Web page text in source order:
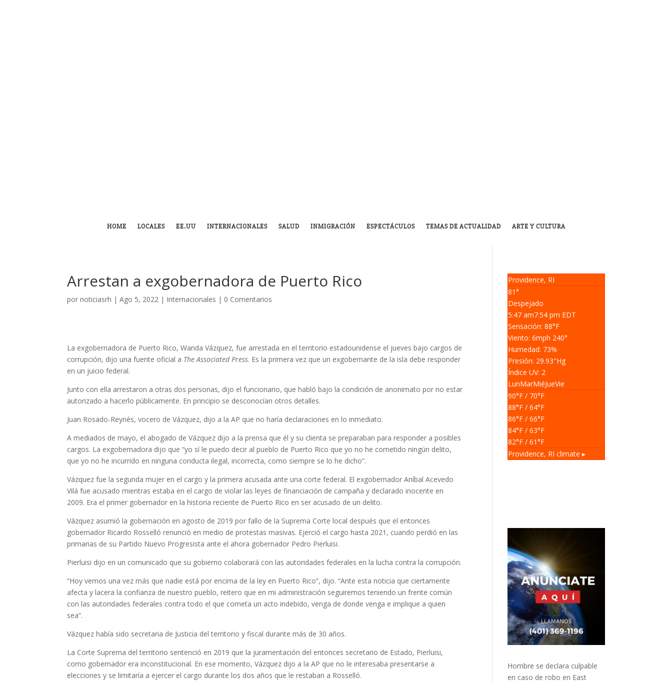
HOME LOCALES EE.UU INTERNACIONALES SALUD INMIGRACIÓN ESPECTÁCULOS TEMAS DE ACTUALIDAD ARTE Y CULTURA
Arrestan a exgobernadora de Puerto Rico
pornoticiasrh |Ago 5, 2022 | Internacionales | 0 Comentarios
La exgobernadora de Puerto Rico, Wanda Vázquez, fue arrestada en el territorio estadounidense el jueves bajo cargos de
corrupción, dijo una fuente oficial a The Associated Press. Es la primera vez que un exgobernante de la isla debe responder
en un juicio federal.
Junto con ella arrestaron a otras dos personas, dijo el funcionario, que habló bajo la condición de anonimato por no estar
autorizado a hacerlo públicamente. En principio se desconocían otros detalles.
Juan Rosado-Reynés, vocero de Vázquez, dijo a la AP que no haría declaraciones en lo inmediato.
A mediados de mayo, el abogado de Vázquez dijo a la prensa que él y su clienta se preparaban para responder a posibles
cargos. La exgobernadora dijo que “yo sí le puedo decir al pueblo de Puerto Rico que yo no he cometido ningún delito,
que yo no he incurrido en ninguna conducta ilegal, incorrecta, como siempre se lo he dicho”.
Vázquez fue la segunda mujer en el cargo y la primera acusada ante una corte federal. El exgobernador Aníbal Acevedo
Vilá fue acusado mientras estaba en el cargo de violar las leyes de financiación de campaña y declarado inocente en
2009. Era el primer gobernador en la historia reciente de Puerto Rico en ser acusado de un delito.
Vázquez asumió la gobernación en agosto de 2019 por fallo de la Suprema Corte local después que el entonces
gobernador Ricardo Rosselló renunció en medio de protestas masivas. Ejerció el cargo hasta 2021, cuando perdió en las
primarias de su Partido Nuevo Progresista ante el ahora gobernador Pedro Pierluisi.
Pierluisi dijo en un comunicado que su gobierno colaborará con las autoridades federales en la lucha contra la corrupción.
“Hoy vemos una vez más que nadie está por encima de la ley en Puerto Rico”, dijo. “Ante esta noticia que ciertamente
afecta y lacera la confianza de nuestro pueblo, reitero que en mi administración seguiremos teniendo un frente común
con las autoridades federales contra todo el que cometa un acto indebido, venga de donde venga e implique a quien
sea”.
Vázquez había sido secretaria de Justicia del territorio y fiscal durante más de 30 años.
La Corte Suprema del territorio sentenció en 2019 que la juramentación del entonces secretario de Estado, Pierluisi,
como gobernador era inconstitucional. En ese momento, Vázquez dijo a la AP que no le interesaba presentarse a
elecciones y se limitaría a ejercer el cargo durante los dos años que le restaban a Rosselló.
Providence, RI
81°
Despejado
5:47 am7:54 pm EDT
Sensación: 88°F
Viento: 6mph 240°
Humedad: 73%
Presión: 29.93"Hg
Índice UV: 2
LunMarMiéJueVie
90°F / 70°F
88°F / 64°F
86°F / 66°F
84°F / 63°F
82°F / 61°F
Providence, RI climate ▸
Hombre se declara culpable
en caso de robo en East